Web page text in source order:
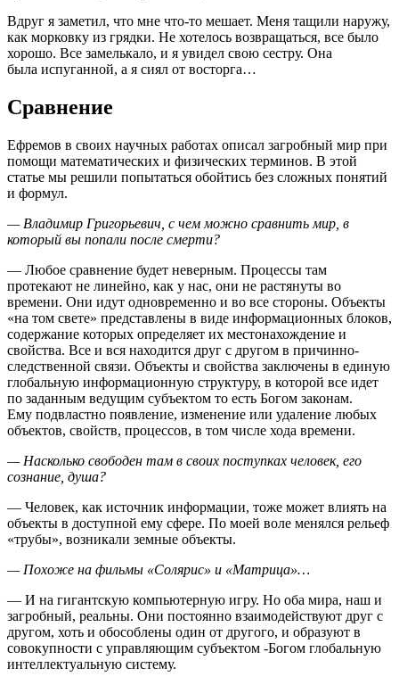
Вдруг я заметил, что мне что-то мешает. Меня тащили наружу,
как морковку из грядки. Не хотелось возвращаться, все было
хорошо. Все замелькало, и я увидел свою сестру. Она
была испуганной, а я сиял от восторга…
Сравнение
Ефремов в своих научных работах описал загробный мир при
помощи математических и физических терминов. В этой
статье мы решили попытаться обойтись без сложных понятий
и формул.
— Владимир Григорьевич, с чем можно сравнить мир, в
который вы попали после смерти?
— Любое сравнение будет неверным. Процессы там
протекают не линейно, как у нас, они не растянуты во
времени. Они идут одновременно и во все стороны. Объекты
«на том свете» представлены в виде информационных блоков,
содержание которых определяет их местонахождение и
свойства. Все и вся находится друг с другом в причинно-
следственной связи. Объекты и свойства заключены в единую
глобальную информационную структуру, в которой все идет
по заданным ведущим субъектом то есть Богом законам.
Ему подвластно появление, изменение или удаление любых
объектов, свойств, процессов, в том числе хода времени.
— Насколько свободен там в своих поступках человек, его
сознание, душа?
— Человек, как источник информации, тоже может влиять на
объекты в доступной ему сфере. По моей воле менялся рельеф
«трубы», возникали земные объекты.
— Похоже на фильмы «Солярис» и «Матрица»…
— И на гигантскую компьютерную игру. Но оба мира, наш и
загробный, реальны. Они постоянно взаимодействуют друг с
другом, хоть и обособлены один от другого, и образуют в
совокупности с управляющим субъектом -Богом глобальную
интеллектуальную систему.